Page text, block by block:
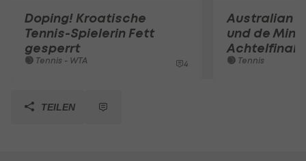
Doping! Kroatische
Tennis-Spielerin Fett
gesperrt
Tennis - WTA 4
Australian
und de
Tennis
TEILEN